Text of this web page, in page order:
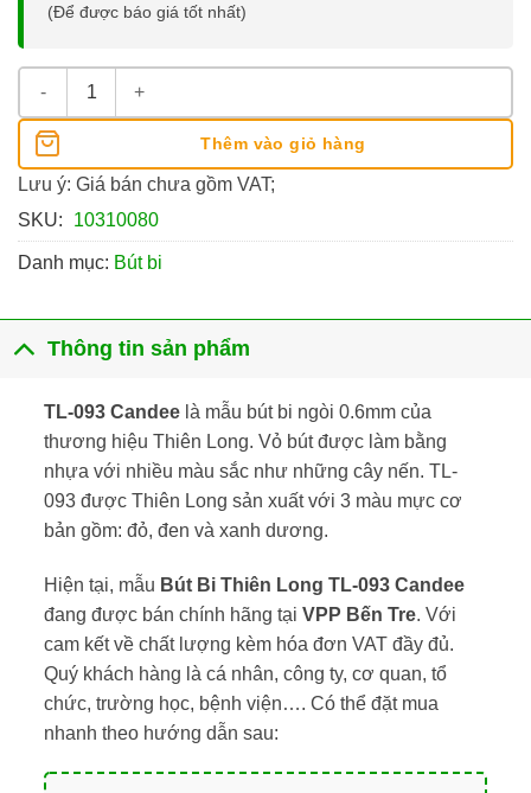
(Để được báo giá tốt nhất)
Bút Bi Thiên Long TL-093 Candee 0.6mm số lượng
Thêm vào giỏ hàng
Lưu ý: Giá bán chưa gồm VAT;
SKU:
10310080
Danh mục: Bút bi
Thông tin sản phẩm
TL-093 Candeelà mẫu bút bi ngòi 0.6mm của
thương hiệu Thiên Long. Vỏ bút được làm bằng
nhựa với nhiều màu sắc như những cây nến. TL-
093 được Thiên Long sản xuất với 3 màu mực cơ
bản gồm: đỏ, đen và xanh dương.
Hiện tại, mẫu Bút Bi Thiên Long TL-093 Candee
đang được bán chính hãng tại VPP Bến Tre. Với
cam kết về chất lượng kèm hóa đơn VAT đầy đủ.
Quý khách hàng là cá nhân, công ty, cơ quan, tổ
chức, trường học, bệnh viện…. Có thể đặt mua
nhanh theo hướng dẫn sau: